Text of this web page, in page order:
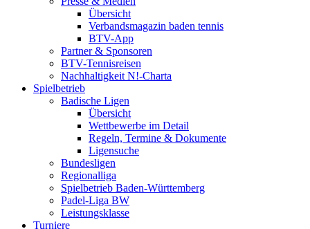
Übersicht
Verbandsmagazin baden tennis
BTV-App
Partner & Sponsoren
BTV-Tennisreisen
Nachhaltigkeit N!-Charta
Spielbetrieb
Badische Ligen
Übersicht
Wettbewerbe im Detail
Regeln, Termine & Dokumente
Ligensuche
Bundesligen
Regionalliga
Spielbetrieb Baden-Württemberg
Padel-Liga BW
Leistungsklasse
Turniere